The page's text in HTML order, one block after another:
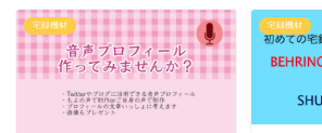
宅録機材 宅録機材